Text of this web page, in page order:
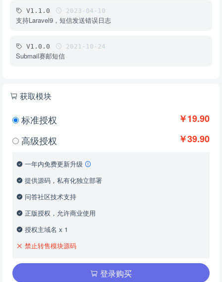
V1.1.0 2023-04-10
支持Laravel9，短信发送错误日志
V1.0.0 2021-10-24
Submail赛邮短信
获取模块
￥19.90
标准授权
￥39.90
高级授权
一年内免费更新升级
提供源码，私有化独立部署
问答社区技术支持
正版授权，允许商业使用
授权主域名 x 1
禁止转售模块源码
登录购买